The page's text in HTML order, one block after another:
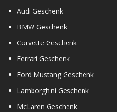
Audi Geschenk
BMW Geschenk
Corvette Geschenk
Ferrari Geschenk
Ford Mustang Geschenk
Lamborghini Geschenk
McLaren Geschenk